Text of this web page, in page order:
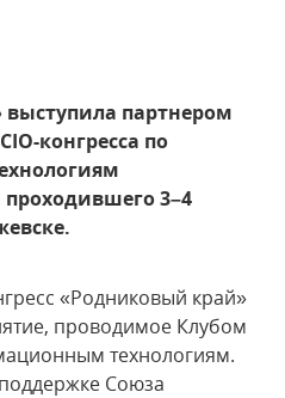
выступила партнером
конгресса по
3­–4
«Родниковый край»
проводимое Клубом
технологиям.
Союза